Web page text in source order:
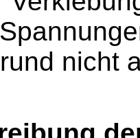
nicht